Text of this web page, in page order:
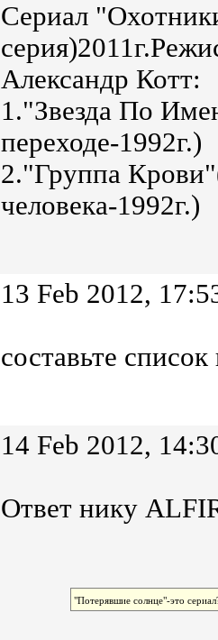
Сериал
Александр Котт:
1."Звезда По
переходе-1992г.)
2."Группа
человека-1992г.)
13 Feb 2012,
составьте
14 Feb 2012,
Ответ нику
"Потерявшие солнце"-это